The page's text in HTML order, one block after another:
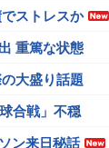
ストレスか
重篤な状態
大盛り話題
合戦」不穏
ン来日秘話